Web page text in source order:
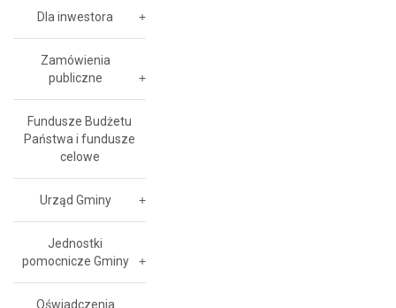
Dla inwestora
Zamówienia
publiczne
Fundusze Budżetu
Państwa i fundusze
celowe
Urząd Gminy
Jednostki
pomocnicze Gminy
Oświadczenia